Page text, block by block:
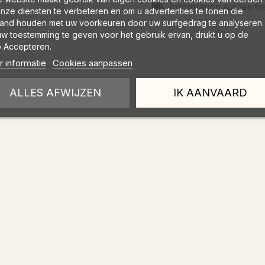
Information sur les
diensten te verbeteren en om u advertenties te tonen die
houden met uw voorkeuren door uw surfgedrag te analyseren.
toestemming te geven voor het gebruik ervan, drukt u op de
Accepteren.
informatie Cookies aanpassen
ALLES AFWIJZEN IK AANVAARD